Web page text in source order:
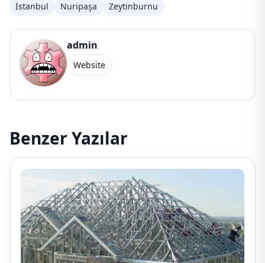
İstanbul Nuripaşa Zeytinburnu
admin
Website
Benzer Yazılar